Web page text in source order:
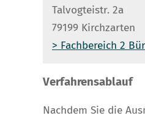
Talvogteistr. 2a
79199 Kirchzarten
> Fachbereich 2
Verfahrensablauf
Nachdem Sie die